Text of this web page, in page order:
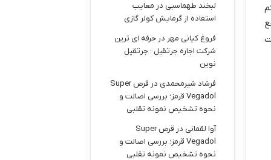
لبخند طهماسبی در معایب
استفاده از گرمایش کولر گازی
فروغ کیانی مهر در حرفه ای ترین
شرکت اجاره جرثقیل : جرثقیل
نوین
فرشاد شیرمحمدی در
قرص Super
Vegadol قرمز؛ بررسی اصالت و
نحوه تشخیص نمونه تقلبی
آوا لقمانی در
قرص Super
Vegadol قرمز؛ بررسی اصالت و
نحوه تشخیص نمونه تقلبی